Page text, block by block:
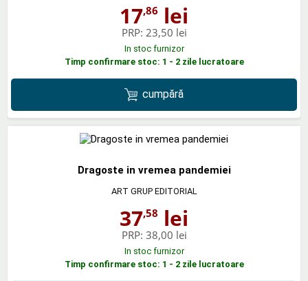
17,86 lei
PRP: 23,50 lei
In stoc furnizor
Timp confirmare stoc: 1 - 2 zile lucratoare
cumpără
Dragoste in vremea pandemiei
ART GRUP EDITORIAL
37,58 lei
PRP: 38,00 lei
In stoc furnizor
Timp confirmare stoc: 1 - 2 zile lucratoare